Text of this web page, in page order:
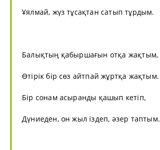
Ұялмай, жүз тұсақтан сатып тұрдым.
Балықтың қабыршағын отқа жақтым,
Өтірік бір сөз айтпай жұртқа жақтым.
Бір сонам асыранды қашып кетіп,
Дүниеден, он жыл іздеп, әзер таптым.